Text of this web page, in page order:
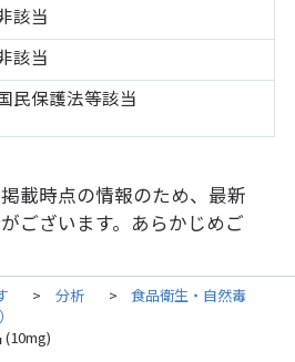
該当
該当
民保護法等該当
載時点の情報のため、最新
ございます。あらかじめご
> 分析 > 食品衛生・自然毒
(10mg)